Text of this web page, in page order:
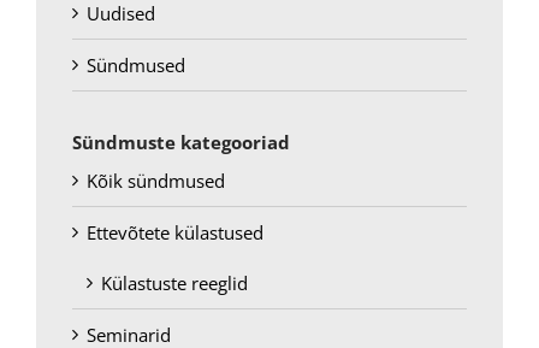
Uudised
Sündmused
Sündmuste kategooriad
Kõik sündmused
Ettevõtete külastused
Külastuste reeglid
Seminarid